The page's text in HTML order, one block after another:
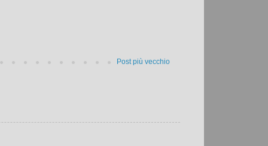
Post più vecchio